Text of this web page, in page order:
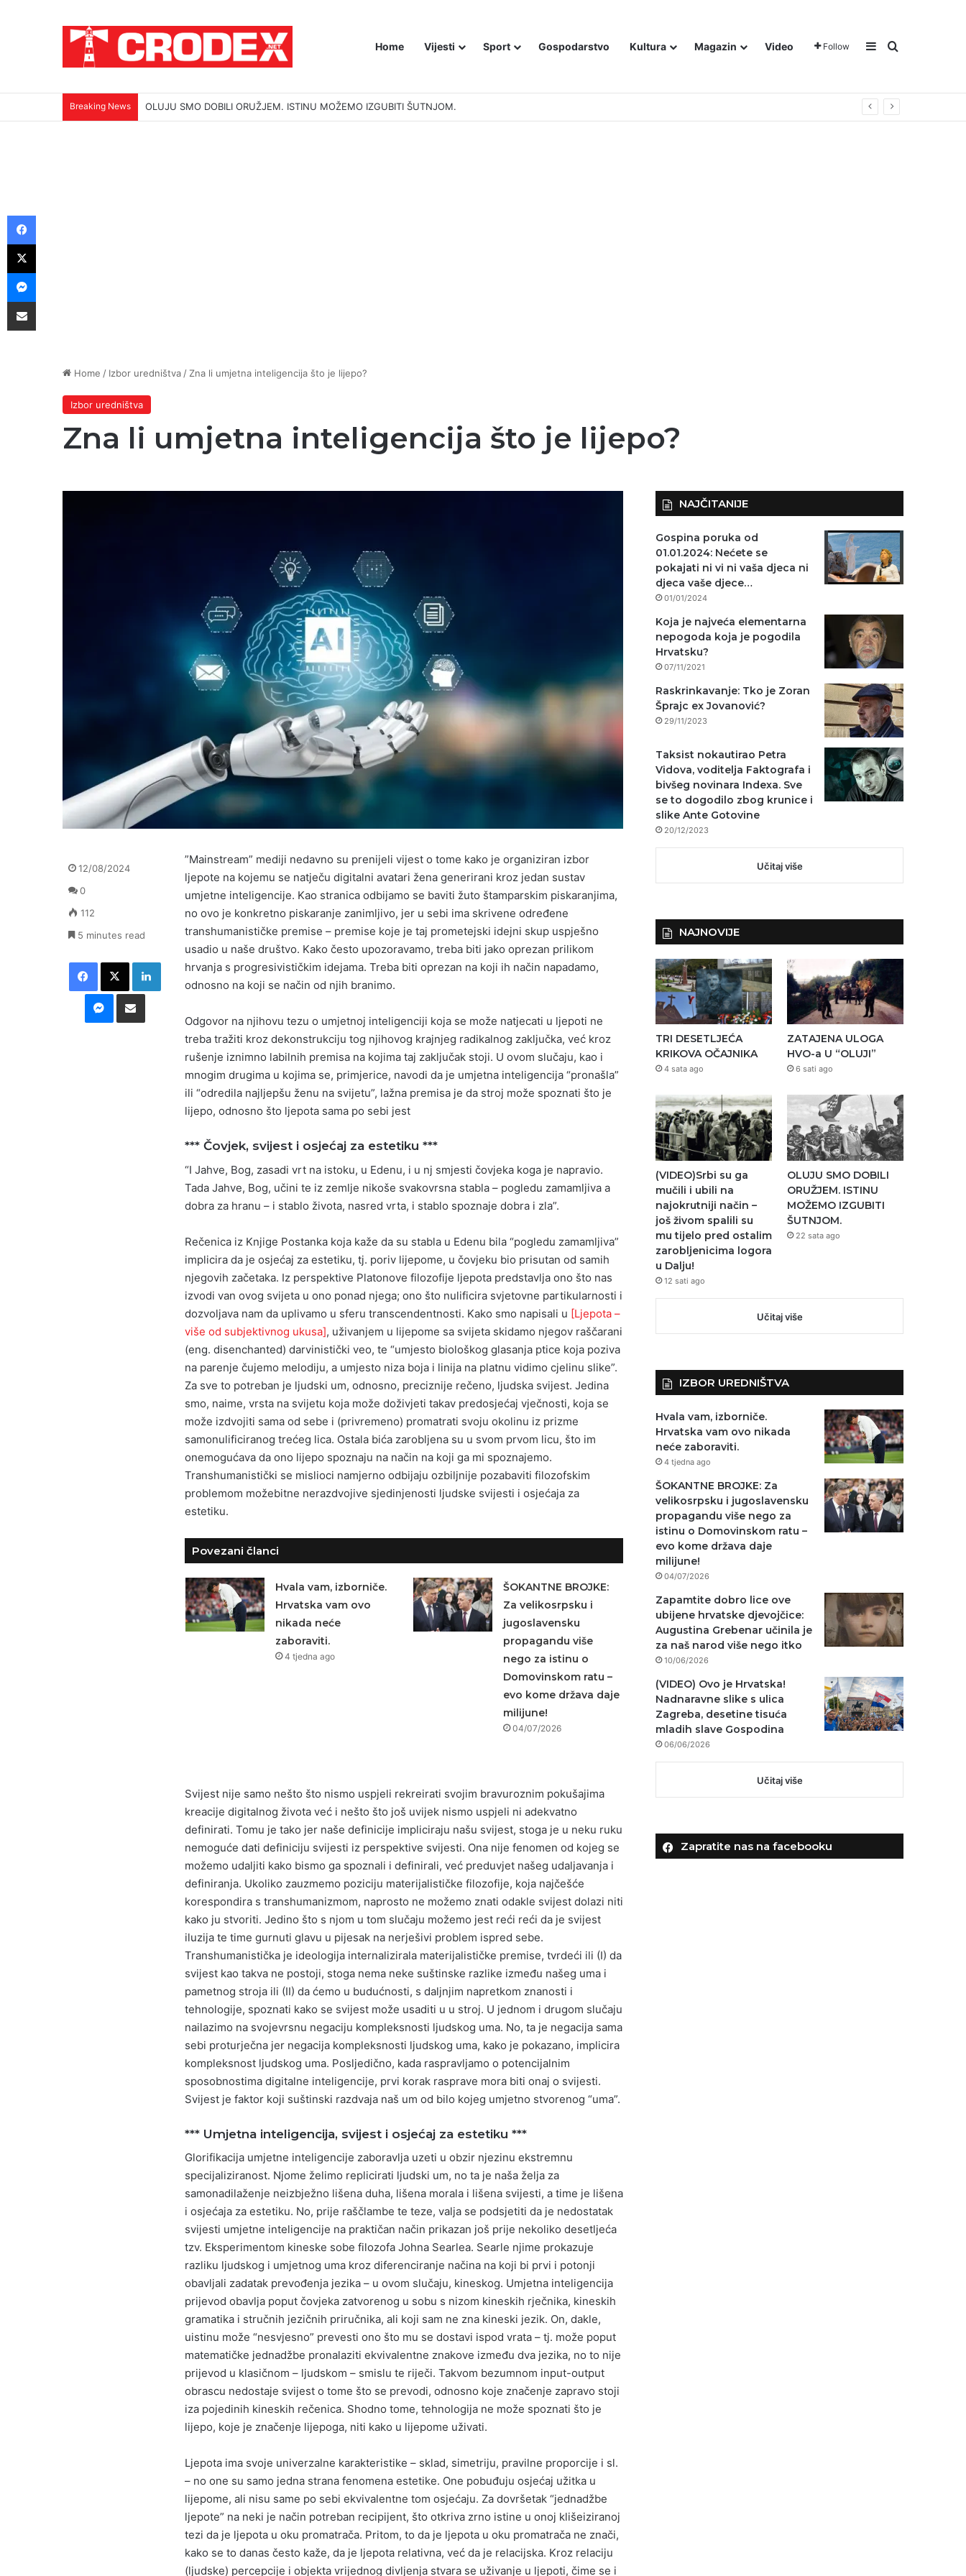
Home Vijesti Sport Gospodarstvo Kultura Magazin Video Follow Sidebar
Traži
Breaking News KOLONA NIJE KRENULA IZ ZAGREBA, NEGO BEOGRADA – NIKAKVI MITOVI NE MOGU PROMIJENITI ISTINU
Home / Izbor uredništva / Zna li umjetna inteligencija što je lijepo?
Izbor uredništva
Zna li umjetna inteligencija što je lijepo?
”Mainstream” mediji nedavno su prenijeli vijest o tome kako je organiziran izbor
ljepote na kojemu se natječu digitalni avatari žena generirani kroz jedan sustav
umjetne inteligencije. Kao stranica odbijamo se baviti žuto štamparskim piskaranjima,
no ovo je konkretno piskaranje zanimljivo, jer u sebi ima skrivene određene
transhumanističke premise – premise koje je taj prometejski idejni skup uspješno
usadio u naše društvo. Kako često upozoravamo, treba biti jako oprezan prilikom
hrvanja s progresivističkim idejama. Treba biti oprezan na koji ih način napadamo,
odnosno na koji se način od njih branimo.
Odgovor na njihovu tezu o umjetnoj inteligenciji koja se može natjecati u ljepoti ne
treba tražiti kroz dekonstrukciju tog njihovog krajnjeg radikalnog zaključka, već kroz
rušenje iznimno labilnih premisa na kojima taj zaključak stoji. U ovom slučaju, kao i
mnogim drugima u kojima se, primjerice, navodi da je umjetna inteligencija “pronašla”
ili “odredila najljepšu ženu na svijetu”, lažna premisa je da stroj može spoznati što je
lijepo, odnosno što ljepota sama po sebi jest
*** Čovjek, svijest i osjećaj za estetiku ***
“I Jahve, Bog, zasadi vrt na istoku, u Edenu, i u nj smjesti čovjeka koga je napravio.
Tada Jahve, Bog, učini te iz zemlje nikoše svakovrsna stabla – pogledu zamamljiva a
dobra za hranu – i stablo života, nasred vrta, i stablo spoznaje dobra i zla”.
Rečenica iz Knjige Postanka koja kaže da su stabla u Edenu bila “pogledu zamamljiva”
implicira da je osjećaj za estetiku, tj. poriv lijepome, u čovjeku bio prisutan od samih
njegovih začetaka. Iz perspektive Platonove filozofije ljepota predstavlja ono što nas
izvodi van ovog svijeta u ono ponad njega; ono što nulificira svjetovne partikularnosti i
dozvoljava nam da uplivamo u sferu transcendentnosti. Kako smo napisali u [Ljepota –
više od subjektivnog ukusa], uživanjem u lijepome sa svijeta skidamo njegov raščarani
(eng. disenchanted) darvinistički veo, te “umjesto biološkog glasanja ptice koja poziva
na parenje čujemo melodiju, a umjesto niza boja i linija na platnu vidimo cjelinu slike”.
Za sve to potreban je ljudski um, odnosno, preciznije rečeno, ljudska svijest. Jedina
smo, naime, vrsta na svijetu koja može doživjeti takav predosjećaj vječnosti, koja se
može izdvojiti sama od sebe i (privremeno) promatrati svoju okolinu iz prizme
samonulificiranog trećeg lica. Ostala bića zarobljena su u svom prvom licu, što im
onemogućava da ono lijepo spoznaju na način na koji ga mi spoznajemo.
Transhumanistički se mislioci namjerno odbijaju ozbiljnije pozabaviti filozofskim
problemom možebitne nerazdvojive sjedinjenosti ljudske svijesti i osjećaja za
estetiku.
Povezani članci
Hvala vam, izborniče.
Hrvatska vam ovo
nikada neće
zaboraviti.
4 tjedna ago
ŠOKANTNE BROJKE:
Za velikosrpsku i
jugoslavensku
propagandu više
nego za istinu o
Domovinskom ratu –
evo kome država daje
milijune!
04/07/2026
Svijest nije samo nešto što nismo uspjeli rekreirati svojim bravuroznim pokušajima
kreacije digitalnog života već i nešto što još uvijek nismo uspjeli ni adekvatno
definirati. Tomu je tako jer naše definicije impliciraju našu svijest, stoga je u neku ruku
nemoguće dati definiciju svijesti iz perspektive svijesti. Ona nije fenomen od kojeg se
možemo udaljiti kako bismo ga spoznali i definirali, već preduvjet našeg udaljavanja i
definiranja. Ukoliko zauzmemo poziciju materijalističke filozofije, koja najčešće
korespondira s transhumanizmom, naprosto ne možemo znati odakle svijest dolazi niti
kako ju stvoriti. Jedino što s njom u tom slučaju možemo jest reći reći da je svijest
iluzija te time gurnuti glavu u pijesak na nerješivi problem ispred sebe.
Transhumanistička je ideologija internalizirala materijalističke premise, tvrdeći ili (I) da
svijest kao takva ne postoji, stoga nema neke suštinske razlike između našeg uma i
pametnog stroja ili (II) da ćemo u budućnosti, s daljnjim napretkom znanosti i
tehnologije, spoznati kako se svijest može usaditi u u stroj. U jednom i drugom slučaju
nailazimo na svojevrsnu negaciju kompleksnosti ljudskog uma. No, ta je negacija sama
sebi proturječna jer negacija kompleksnosti ljudskog uma, kako je pokazano, implicira
kompleksnost ljudskog uma. Posljedično, kada raspravljamo o potencijalnim
sposobnostima digitalne inteligencije, prvi korak rasprave mora biti onaj o svijesti.
Svijest je faktor koji suštinski razdvaja naš um od bilo kojeg umjetno stvorenog “uma”.
*** Umjetna inteligencija, svijest i osjećaj za estetiku ***
Glorifikacija umjetne inteligencije zaboravlja uzeti u obzir njezinu ekstremnu
specijaliziranost. Njome želimo replicirati ljudski um, no ta je naša želja za
samonadilaženje neizbježno lišena duha, lišena morala i lišena svijesti, a time je lišena
i osjećaja za estetiku. No, prije raščlambe te teze, valja se podsjetiti da je nedostatak
svijesti umjetne inteligencije na praktičan način prikazan još prije nekoliko desetljeća
tzv. Eksperimentom kineske sobe filozofa Johna Searlea. Searle njime prokazuje
razliku ljudskog i umjetnog uma kroz diferenciranje načina na koji bi prvi i potonji
obavljali zadatak prevođenja jezika – u ovom slučaju, kineskog. Umjetna inteligencija
prijevod obavlja poput čovjeka zatvorenog u sobu s nizom kineskih rječnika, kineskih
gramatika i stručnih jezičnih priručnika, ali koji sam ne zna kineski jezik. On, dakle,
uistinu može “nesvjesno” prevesti ono što mu se dostavi ispod vrata – tj. može poput
matematičke jednadžbe pronalaziti ekvivalentne znakove između dva jezika, no to nije
prijevod u klasičnom – ljudskom – smislu te riječi. Takvom bezumnom input-output
obrascu nedostaje svijest o tome što se prevodi, odnosno koje značenje zapravo stoji
iza pojedinih kineskih rečenica. Shodno tome, tehnologija ne može spoznati što je
lijepo, koje je značenje lijepoga, niti kako u lijepome uživati.
Ljepota ima svoje univerzalne karakteristike – sklad, simetriju, pravilne proporcije i sl.
– no one su samo jedna strana fenomena estetike. One pobuđuju osjećaj užitka u
lijepome, ali nisu same po sebi ekvivalentne tom osjećaju. Za dovršetak “jednadžbe
ljepote” na neki je način potreban recipijent, što otkriva zrno istine u onoj klišeiziranoj
tezi da je ljepota u oku promatrača. Pritom, to da je ljepota u oku promatrača ne znači,
kako se to danas često kaže, da je ljepota relativna, već da je relacijska. Kroz relaciju
(ljudske) percepcije i objekta vrijednog divljenja stvara se uživanje u ljepoti, čime se i
12/08/2024
0
112
5 minutes read
Facebook
X LinkedIn
Messenger
Podijeli putem E-maila
NAJČITANIJE
Gospina poruka od
01.01.2024: Nećete se
pokajati ni vi ni vaša djeca ni
djeca vaše djece…
01/01/2024
Koja je najveća elementarna
nepogoda koja je pogodila
Hrvatsku?
07/11/2021
Raskrinkavanje: Tko je Zoran
Šprajc ex Jovanović?
29/11/2023
Taksist nokautirao Petra
Vidova, voditelja Faktografa i
bivšeg novinara Indexa. Sve
se to dogodilo zbog krunice i
slike Ante Gotovine
20/12/2023
Učitaj više
NAJNOVIJE
TRI DESETLJEĆA
KRIKOVA OČAJNIKA
4 sata ago
ZATAJENA ULOGA
HVO-a U “OLUJI”
6 sati ago
(VIDEO)Srbi su ga
mučili i ubili na
najokrutniji način –
još živom spalili su
mu tijelo pred ostalim
zarobljenicima logora
u Dalju!
12 sati ago
OLUJU SMO DOBILI
ORUŽJEM. ISTINU
MOŽEMO IZGUBITI
ŠUTNJOM.
22 sata ago
Učitaj više
IZBOR UREDNIŠTVA
Hvala vam, izborniče.
Hrvatska vam ovo nikada
neće zaboraviti.
4 tjedna ago
ŠOKANTNE BROJKE: Za
velikosrpsku i jugoslavensku
propagandu više nego za
istinu o Domovinskom ratu –
evo kome država daje
milijune!
04/07/2026
Zapamtite dobro lice ove
ubijene hrvatske djevojčice:
Augustina Grebenar učinila je
za naš narod više nego itko
10/06/2026
(VIDEO) Ovo je Hrvatska!
Nadnaravne slike s ulica
Zagreba, desetine tisuća
mladih slave Gospodina
06/06/2026
Učitaj više
Zapratite nas na facebooku
Facebook
X
Messenger
Podijeli putem E-maila